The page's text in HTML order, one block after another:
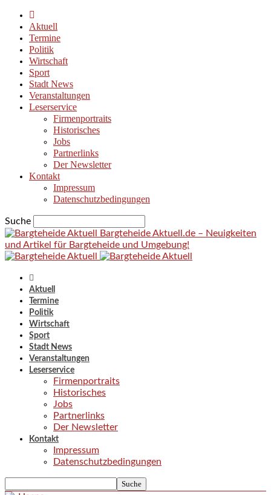
Aktuell
Termine
Politik
Wirtschaft
Sport
Stadt News
Veranstaltungen
Leserservice
Firmenportraits
Historisches
Jobs
Partnerlinks
Der Newsletter
Kontakt
Impressum
Datenschutzbedingungen
Suche
Bargteheide Aktuell.de – Neuigkeiten
und Artikel für Bargteheide und Umgebung!
Aktuell
Termine
Politik
Wirtschaft
Sport
Stadt News
Veranstaltungen
Leserservice
Firmenportraits
Historisches
Jobs
Partnerlinks
Der Newsletter
Kontakt
Impressum
Datenschutzbedingungen